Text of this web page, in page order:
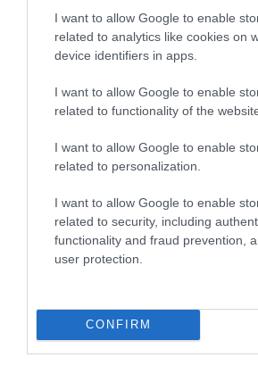
I want to allow Google to enable
related to analytics like cookies on
device identifiers in apps.
I want to allow Google to enable
related to functionality of the
I want to allow Google to enable
related to personalization.
I want to allow Google to enable
related to security, including
functionality and fraud prevention,
user protection.
CONFIRM
Το ρεπορτάζ της Daily
Αφγανό που σκότωσε την
«Είχε απομακρυνθεί από τον
Χριστιανισμό»